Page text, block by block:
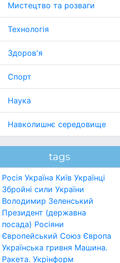
Мистецтво та розваги
Технологія
Здоров'я
Спорт
Наука
Навколишнє середовище
tags
Росія Україна Київ Українці
Збройні сили України
Володимир Зеленський
Президент (державна
посада) Росіяни
Європейський Союз Європа
Українська гривня Машина.
Ракета. Укрінформ